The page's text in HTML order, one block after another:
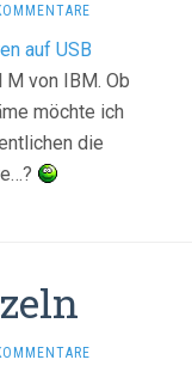
auf USB
von IBM. Ob
möchte ich
die